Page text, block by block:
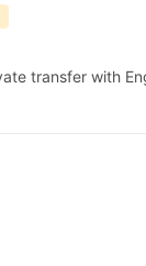
transfer with